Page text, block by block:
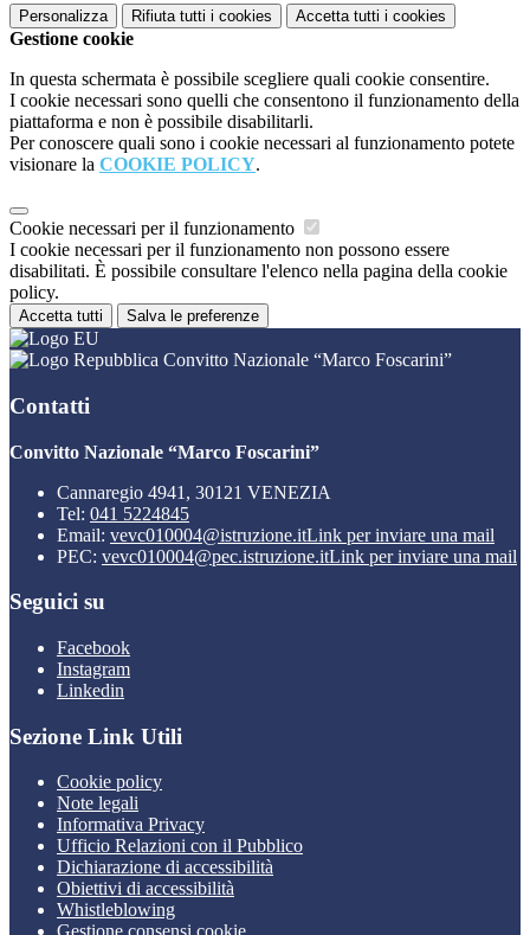
Personalizza Rifiuta tutti i cookies Accetta tutti i cookies
Gestione cookie
In questa schermata è possibile scegliere quali cookie consentire.
I cookie necessari sono quelli che consentono il funzionamento della
piattaforma e non è possibile disabilitarli.
Per conoscere quali sono i cookie necessari al funzionamento potete
visionare la COOKIE POLICY.
Cookie necessari per il funzionamento
I cookie necessari per il funzionamento non possono essere
disabilitati. È possibile consultare l'elenco nella pagina della cookie
policy.
Accetta tutti Salva le preferenze
Convitto Nazionale “Marco Foscarini”
Contatti
Convitto Nazionale “Marco Foscarini”
Cannaregio 4941, 30121 VENEZIA
Tel: 041 5224845
Email: vevc010004@istruzione.itLink per inviare una mail
PEC: vevc010004@pec.istruzione.itLink per inviare una mail
Seguici su
Facebook
Instagram
Linkedin
Sezione Link Utili
Cookie policy
Note legali
Informativa Privacy
Ufficio Relazioni con il Pubblico
Dichiarazione di accessibilità
Obiettivi di accessibilità
Whistleblowing